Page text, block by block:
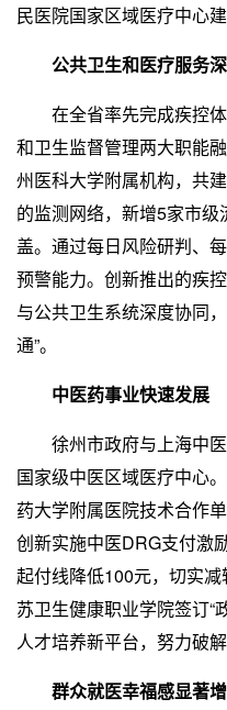
民医院国家区域医疗中心
公共卫生和医疗服务
在全省率先完成疾控体
和卫生监督管理两大职能
州医科大学附属机构，共
的监测网络，新增5家市
盖。通过每日风险研判、
预警能力。创新推出的疾
与公共卫生系统深度协同
通”。
中医药事业快速发展
徐州市政府与上海中医
国家级中医区域医疗中心
药大学附属医院技术合作
创新实施中医DRG支付激
起付线降低100元，切实
苏卫生健康职业学院签订“
人才培养新平台，努力破
群众就医幸福感显著